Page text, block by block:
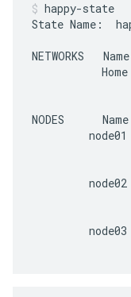
happy-state
State Name:
NODES